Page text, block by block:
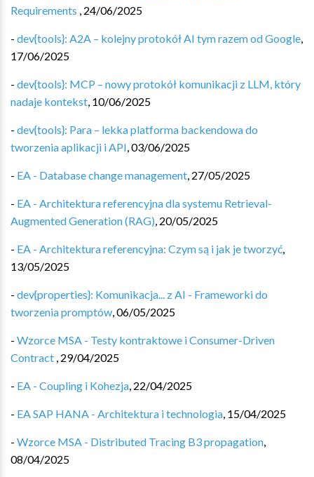
Requirements , 24/06/2025
- dev{tools}: A2A – kolejny protokół AI tym razem od Google,
17/06/2025
- dev{tools}: MCP – nowy protokół komunikacji z LLM, który
nadaje kontekst, 10/06/2025
- dev{tools}: Para – lekka platforma backendowa do
tworzenia aplikacji i API,03/06/2025
- EA - Database change management, 27/05/2025
- EA - Architektura referencyjna dla systemu Retrieval-
Augmented Generation (RAG), 20/05/2025
- EA - Architektura referencyjna: Czym są i jak je tworzyć,
13/05/2025
- dev{properties}: Komunikacja... z AI - Frameworki do
tworzenia promptów,06/05/2025
- Wzorce MSA - Testy kontraktowe i Consumer-Driven
Contract , 29/04/2025
- EA - Coupling i Kohezja, 22/04/2025
- EA SAP HANA - Architektura i technologia, 15/04/2025
- Wzorce MSA - Distributed Tracing B3 propagation,
08/04/2025